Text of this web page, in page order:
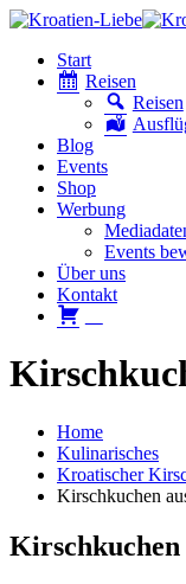
Start
Reisen
Reisen
Blog
Events
Shop
Werbung
Events
Über uns
Kontakt
Home
Kulinarisches
Kroatischer
Kirschkuchen